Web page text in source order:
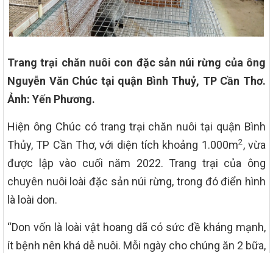
Trang trại chăn nuôi con đặc sản núi rừng của ông
Nguyễn Văn Chúc tại quận Bình Thuỷ, TP Cần Thơ.
Ảnh: Yến Phương.
Hiện ông Chúc có trang trại chăn nuôi tại quận Bình
Thủy, TP Cần Thơ, với diện tích khoảng 1.000m2, vừa
được lập vào cuối năm 2022. Trang trại của ông
chuyên nuôi loài đặc sản núi rừng, trong đó điển hình
là loài don.
“Don vốn là loài vật hoang dã có sức đề kháng mạnh,
ít bệnh nên khá dễ nuôi. Mỗi ngày cho chúng ăn 2 bữa,